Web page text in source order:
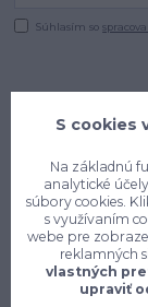
Súhlasím so
S cookies
Na základnú
analytické
súbory cookies.
s využívaním
webe pre
reklamných
vlastných
upraviť